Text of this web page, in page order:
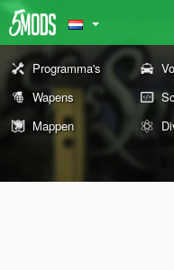
Programma's
Wapens
Mappen